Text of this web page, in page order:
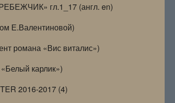
гл.1_17 (англ. en)
Е.Валентиновой)
романа «Вис виталис»)
карлик»)
2016-2017 (4)